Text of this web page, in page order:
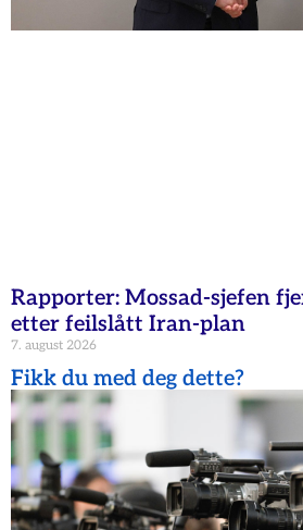
Rapporter: Mossad-sjefen
etter feilslått Iran-plan
7. august 2026
Fikk du med deg dette?